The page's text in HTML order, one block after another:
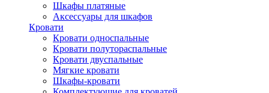
Шкафы платяные
Аксессуары для шкафов
Кровати
Кровати односпальные
Кровати полутораспальные
Кровати двуспальные
Мягкие кровати
Шкафы-кровати